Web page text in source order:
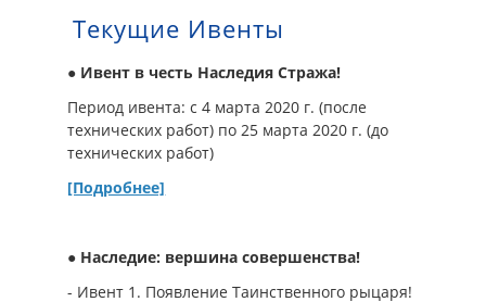
Текущие Ивенты
● Ивент в честь Наследия Стража!
Период ивента: с 4 марта 2020 г. (после
технических работ) по 25 марта 2020 г. (до
технических работ)
[Подробнее]
● Наследие: вершина совершенства!
- Ивент 1. Появление Таинственного рыцаря!